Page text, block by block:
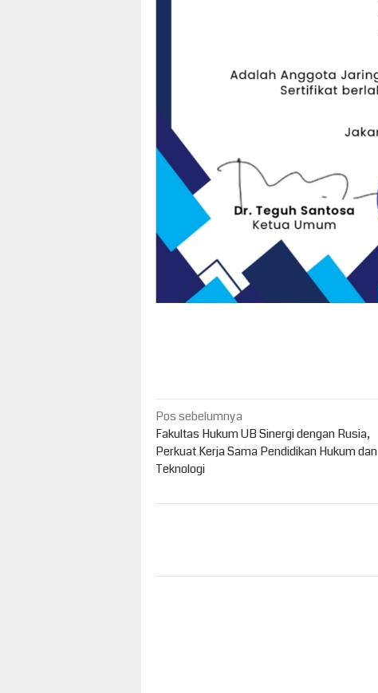
Navigasi
pos
Pos sebelumnya
Fakultas Hukum UB Sinergi dengan Rusia,
Perkuat Kerja Sama Pendidikan Hukum dan
Teknologi